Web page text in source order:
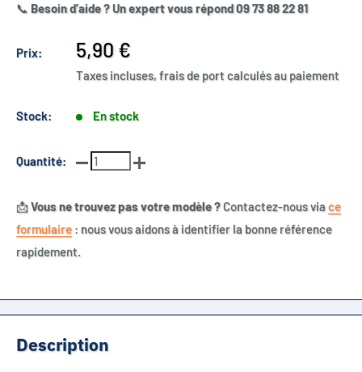
📞 Besoin d’aide ? Un expert vous répond 09 73 88 22 81
Prix:
Prix
réduit
5,90 €
Taxes incluses, frais de port calculés au paiement
Stock: En stock
Quantité:
📩Vous ne trouvez pas votre modèle ?Contactez-nous viace
formulaire : nous vous aidons à identifier la bonne référence
rapidement.
Description